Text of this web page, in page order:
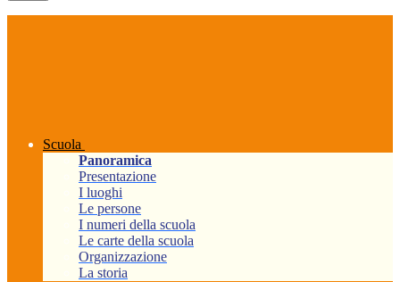
Scuola
Panoramica
Presentazione
I luoghi
Le persone
I numeri della scuola
Le carte della scuola
Organizzazione
La storia